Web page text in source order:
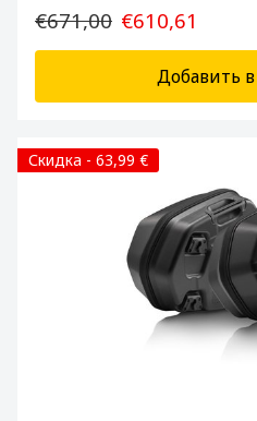
€671,00 €610,61
Добавить
Скидка - 63,99 €